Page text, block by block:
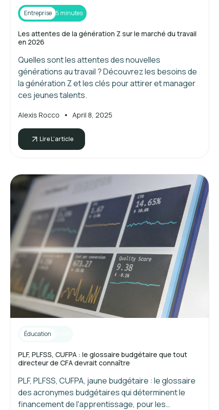
Entreprise 5 minutes
Les attentes de la génération Z sur le marché du travail
en 2026
Quelles sont les attentes des nouvelles
générations au travail ? Découvrez les besoins de
la génération Z et les clés pour attirer et manager
ces jeunes talents.
Alexis Rocco • April 8, 2025
Lire L’article
Éducation
PLF, PLFSS, CUFPA : le glossaire budgétaire que tout
directeur de CFA devrait connaître
PLF, PLFSS, CUFPA, jaune budgétaire : le glossaire
des acronymes budgétaires qui déterminent le
financement de l'apprentissage, pour les